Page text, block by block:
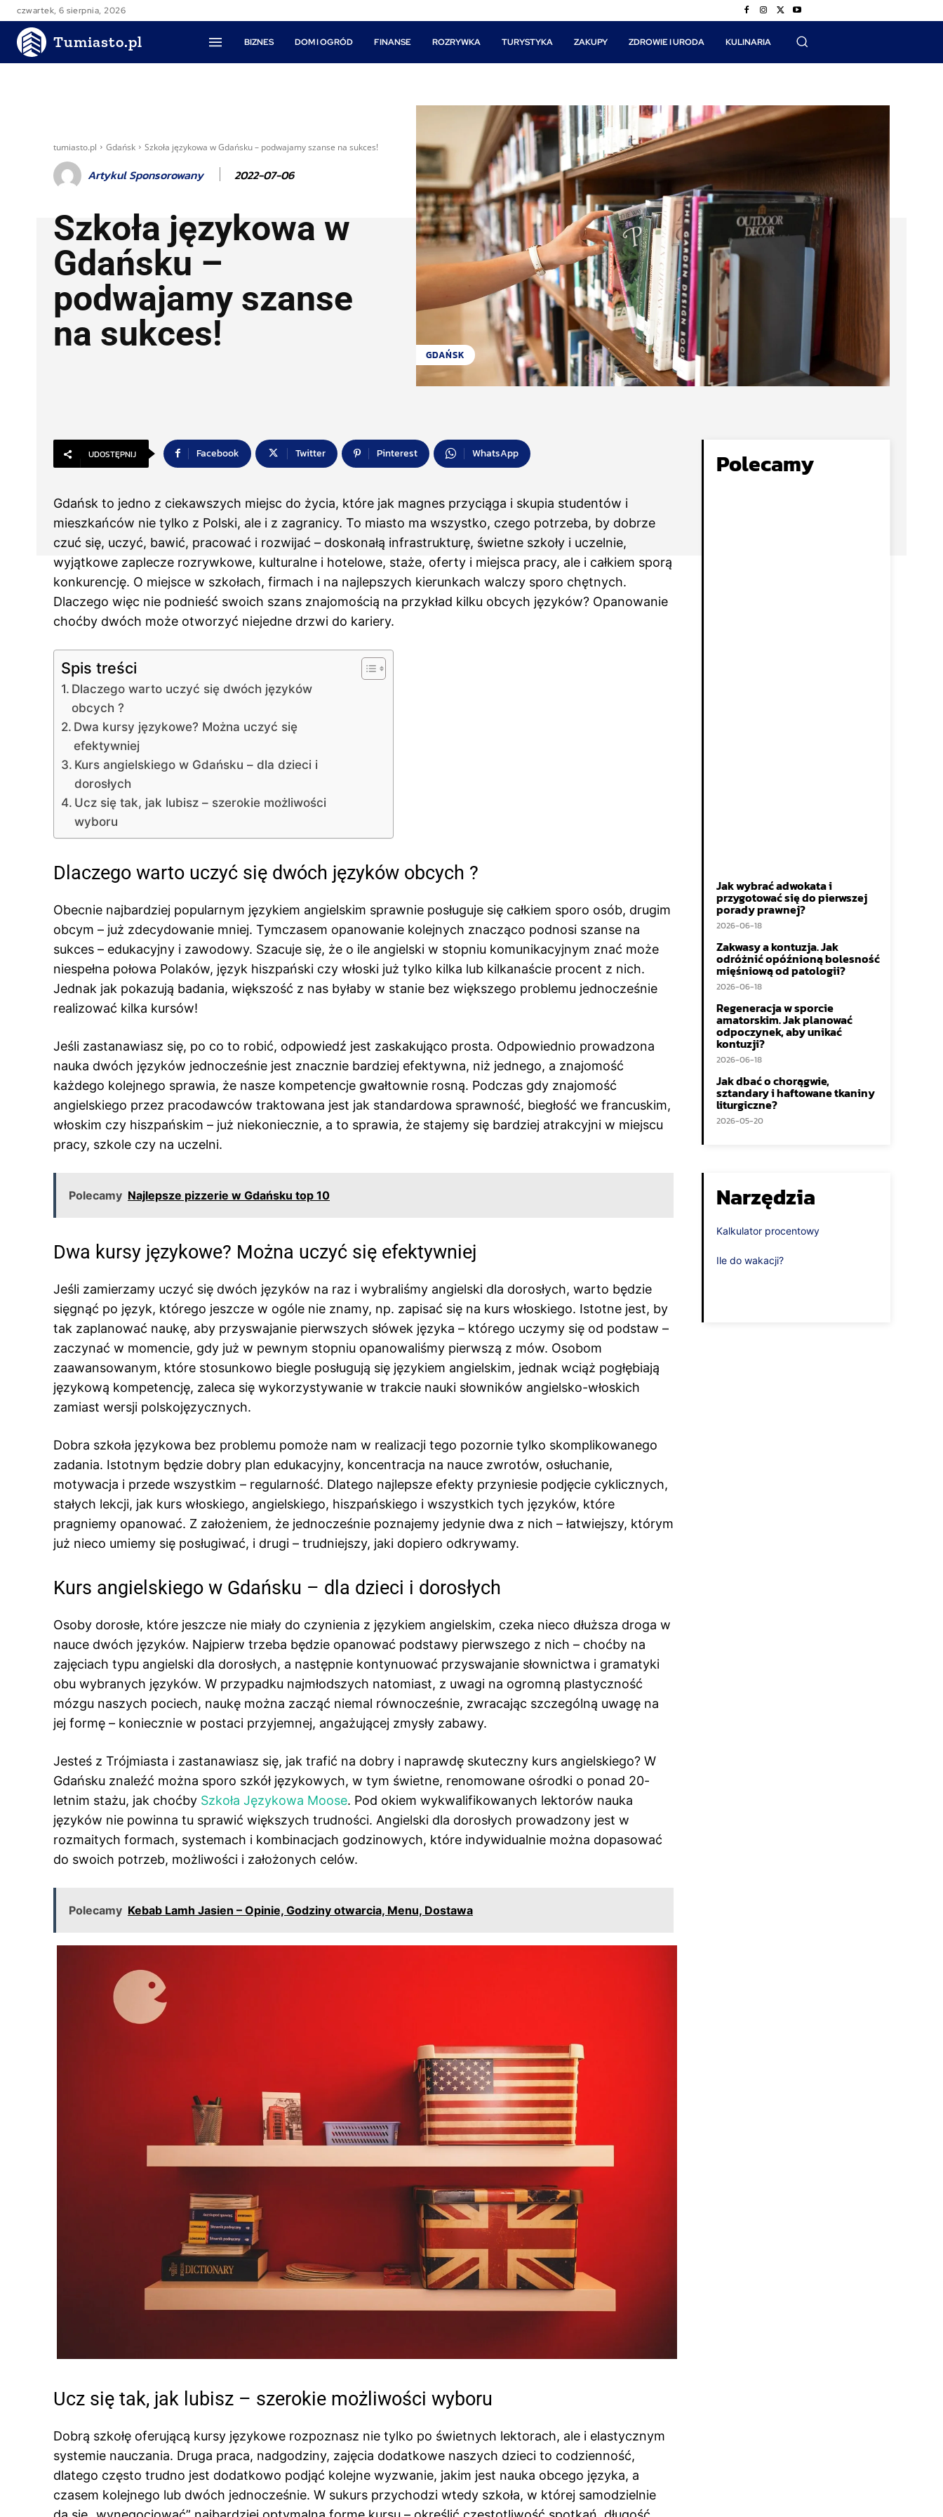
czwartek, 6 sierpnia, 2026
Tumiasto.pl BIZNES DOM I OGRÓD FINANSE ROZRYWKA TURYSTYKA ZAKUPY ZDROWIE I URODA KULINARIA
tumiasto.pl Gdańsk Szkoła językowa w Gdańsku – podwajamy szanse na sukces!
Artykul Sponsorowany 2022-07-06
Szkoła językowa w
Gdańsku –
podwajamy szanse
na sukces!
GDAŃSK
UDOSTĘPNIJ Facebook Twitter Pinterest WhatsApp
Gdańsk to jedno z ciekawszych miejsc do życia, które jak magnes przyciąga i skupia studentów i
mieszkańców nie tylko z Polski, ale i z zagranicy. To miasto ma wszystko, czego potrzeba, by dobrze
czuć się, uczyć, bawić, pracować i rozwijać – doskonałą infrastrukturę, świetne szkoły i uczelnie,
wyjątkowe zaplecze rozrywkowe, kulturalne i hotelowe, staże, oferty i miejsca pracy, ale i całkiem sporą
konkurencję. O miejsce w szkołach, firmach i na najlepszych kierunkach walczy sporo chętnych.
Dlaczego więc nie podnieść swoich szans znajomością na przykład kilku obcych języków? Opanowanie
choćby dwóch może otworzyć niejedne drzwi do kariery.
Spis treści
Dlaczego warto uczyć się dwóch języków
obcych ?
Dwa kursy językowe? Można uczyć się
efektywniej
Kurs angielskiego w Gdańsku – dla dzieci i
dorosłych
Ucz się tak, jak lubisz – szerokie możliwości
wyboru
Dlaczego warto uczyć się dwóch języków obcych ?
Obecnie najbardziej popularnym językiem angielskim sprawnie posługuje się całkiem sporo osób, drugim
obcym – już zdecydowanie mniej. Tymczasem opanowanie kolejnych znacząco podnosi szanse na
sukces – edukacyjny i zawodowy. Szacuje się, że o ile angielski w stopniu komunikacyjnym znać może
niespełna połowa Polaków, język hiszpański czy włoski już tylko kilka lub kilkanaście procent z nich.
Jednak jak pokazują badania, większość z nas byłaby w stanie bez większego problemu jednocześnie
realizować kilka kursów!
Jeśli zastanawiasz się, po co to robić, odpowiedź jest zaskakująco prosta. Odpowiednio prowadzona
nauka dwóch języków jednocześnie jest znacznie bardziej efektywna, niż jednego, a znajomość
każdego kolejnego sprawia, że nasze kompetencje gwałtownie rosną. Podczas gdy znajomość
angielskiego przez pracodawców traktowana jest jak standardowa sprawność, biegłość we francuskim,
włoskim czy hiszpańskim – już niekoniecznie, a to sprawia, że stajemy się bardziej atrakcyjni w miejscu
pracy, szkole czy na uczelni.
Polecamy Najlepsze pizzerie w Gdańsku top 10
Dwa kursy językowe? Można uczyć się efektywniej
Jeśli zamierzamy uczyć się dwóch języków na raz i wybraliśmy angielski dla dorosłych, warto będzie
sięgnąć po język, którego jeszcze w ogóle nie znamy, np. zapisać się na kurs włoskiego. Istotne jest, by
tak zaplanować naukę, aby przyswajanie pierwszych słówek języka – którego uczymy się od podstaw –
zaczynać w momencie, gdy już w pewnym stopniu opanowaliśmy pierwszą z mów. Osobom
zaawansowanym, które stosunkowo biegle posługują się językiem angielskim, jednak wciąż pogłębiają
językową kompetencję, zaleca się wykorzystywanie w trakcie nauki słowników angielsko-włoskich
zamiast wersji polskojęzycznych.
Dobra szkoła językowa bez problemu pomoże nam w realizacji tego pozornie tylko skomplikowanego
zadania. Istotnym będzie dobry plan edukacyjny, koncentracja na nauce zwrotów, osłuchanie,
motywacja i przede wszystkim – regularność. Dlatego najlepsze efekty przyniesie podjęcie cyklicznych,
stałych lekcji, jak kurs włoskiego, angielskiego, hiszpańskiego i wszystkich tych języków, które
pragniemy opanować. Z założeniem, że jednocześnie poznajemy jedynie dwa z nich – łatwiejszy, którym
już nieco umiemy się posługiwać, i drugi – trudniejszy, jaki dopiero odkrywamy.
Kurs angielskiego w Gdańsku – dla dzieci i dorosłych
Osoby dorosłe, które jeszcze nie miały do czynienia z językiem angielskim, czeka nieco dłuższa droga w
nauce dwóch języków. Najpierw trzeba będzie opanować podstawy pierwszego z nich – choćby na
zajęciach typu angielski dla dorosłych, a następnie kontynuować przyswajanie słownictwa i gramatyki
obu wybranych języków. W przypadku najmłodszych natomiast, z uwagi na ogromną plastyczność
mózgu naszych pociech, naukę można zacząć niemal równocześnie, zwracając szczególną uwagę na
jej formę – koniecznie w postaci przyjemnej, angażującej zmysły zabawy.
Jesteś z Trójmiasta i zastanawiasz się, jak trafić na dobry i naprawdę skuteczny kurs angielskiego? W
Gdańsku znaleźć można sporo szkół językowych, w tym świetne, renomowane ośrodki o ponad 20-
letnim stażu, jak choćby Szkoła Językowa Moose. Pod okiem wykwalifikowanych lektorów nauka
języków nie powinna tu sprawić większych trudności. Angielski dla dorosłych prowadzony jest w
rozmaitych formach, systemach i kombinacjach godzinowych, które indywidualnie można dopasować
do swoich potrzeb, możliwości i założonych celów.
Polecamy Kebab Lamh Jasien – Opinie, Godziny otwarcia, Menu, Dostawa
Ucz się tak, jak lubisz – szerokie możliwości wyboru
Dobrą szkołę oferującą kursy językowe rozpoznasz nie tylko po świetnych lektorach, ale i elastycznym
systemie nauczania. Druga praca, nadgodziny, zajęcia dodatkowe naszych dzieci to codzienność,
dlatego często trudno jest dodatkowo podjąć kolejne wyzwanie, jakim jest nauka obcego języka, a
czasem kolejnego lub dwóch jednocześnie. W sukurs przychodzi wtedy szkoła, w której samodzielnie
Polecamy
Jak wybrać adwokata i
przygotować się do pierwszej
porady prawnej?
2026-06-18
Zakwasy a kontuzja. Jak
odróżnić opóźnioną bolesność
mięśniową od patologii?
2026-06-18
Regeneracja w sporcie
amatorskim. Jak planować
odpoczynek, aby unikać
kontuzji?
2026-06-18
Jak dbać o chorągwie,
sztandary i haftowane tkaniny
liturgiczne?
2026-05-20
Narzędzia
Kalkulator procentowy
Ile do wakacji?